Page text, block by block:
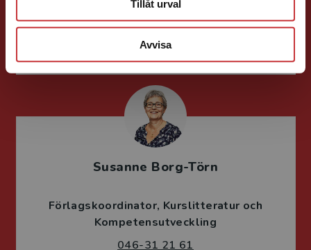
Tillåt urval
Avvisa
Samhällsvetenskap och humaniora, Språk
E-post
Susanne Borg-Törn
Förlagskoordinator Kurslitteratur och
Kompetensutveckling
046-31 21 61